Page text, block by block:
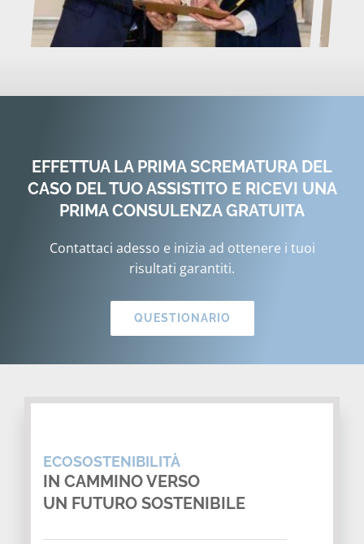
EFFETTUA LA PRIMA SCREMATURA DEL
CASO DEL TUO ASSISTITO E RICEVI UNA
PRIMA CONSULENZA GRATUITA
Contattaci adesso e inizia ad ottenere i tuoi
risultati garantiti.
QUESTIONARIO
ECOSOSTENIBILITÀ
IN CAMMINO VERSO
UN FUTURO SOSTENIBILE